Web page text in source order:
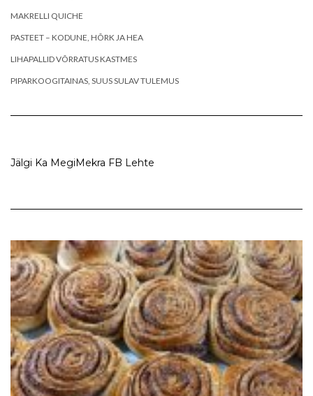
MAKRELLI QUICHE
PASTEET – KODUNE, HÕRK JA HEA
LIHAPALLID VÕRRATUS KASTMES
PIPARKOOGITAINAS, SUUS SULAV TULEMUS
Jälgi Ka MegiMekra FB Lehte